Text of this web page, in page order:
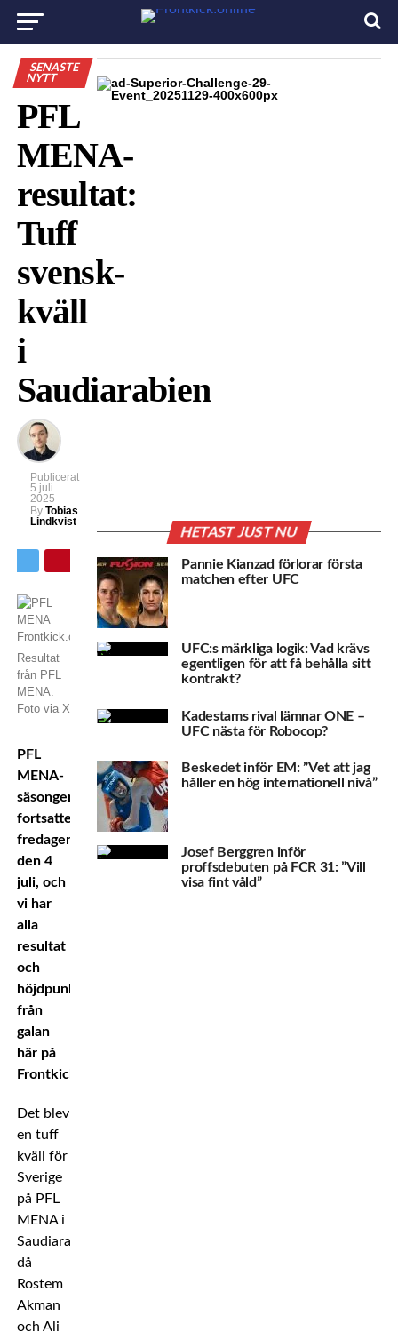
SENASTE
NYTT
PFL
MENA-
resultat:
Tuff
svensk-
kväll
i
Saudiarabien
Publicerat
5 juli
2025
By Tobias
Lindkvist
Resultat
från PFL
MENA.
Foto via X
PFL
MENA-
säsongen
fortsatte
fredagen
den 4
juli, och
vi har
alla
resultat
och
höjdpunkter
från
galan
här på
Frontkick.online!
Det blev
en tuff
kväll för
Sverige
på PFL
MENA i
Saudiarabien
då
Rostem
Akman
och Ali
HETAST JUST NU
Pannie Kianzad förlorar första
matchen efter UFC
UFC:s märkliga logik: Vad krävs
egentligen för att få behålla sitt
kontrakt?
Kadestams rival lämnar ONE –
UFC nästa för Robocop?
Beskedet inför EM: ”Vet att jag
håller en hög internationell nivå”
Josef Berggren inför
proffsdebuten på FCR 31: ”Vill
visa fint våld”